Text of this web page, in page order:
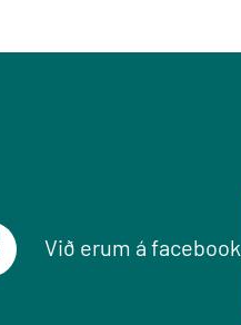
Við erum á facebook